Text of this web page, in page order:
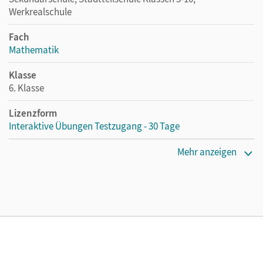
Werkrealschule
Fach
Mathematik
Klasse
6. Klasse
Lizenzform
Interaktive Übungen Testzugang - 30 Tage
lang zu testen
Mehr anzeigen